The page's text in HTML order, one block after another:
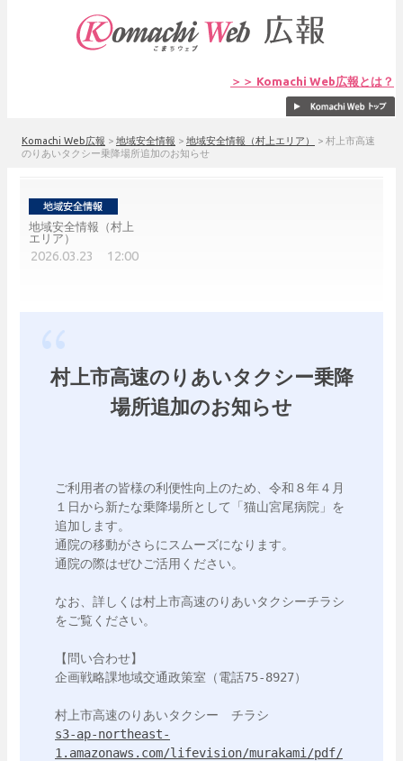
＞＞ Komachi Web広報とは？
Komachi Web広報 > 地域安全情報 > 地域安全情報（村上エリア） > 村上市高速
のりあいタクシー乗降場所追加のお知らせ
地域安全情報（村上
エリア）
2026.03.23 12:00
村上市高速のりあいタクシー乗降
場所追加のお知らせ
ご利用者の皆様の利便性向上のため、令和８年４月
１日から新たな乗降場所として「猫山宮尾病院」を
追加します。
通院の移動がさらにスムーズになります。
通院の際はぜひご活用ください。
なお、詳しくは村上市高速のりあいタクシーチラシ
をご覧ください。
【問い合わせ】
企画戦略課地域交通政策室（電話75-8927）
s3-ap-northeast-
1.amazonaws.com/lifevision/murakami/pdf/